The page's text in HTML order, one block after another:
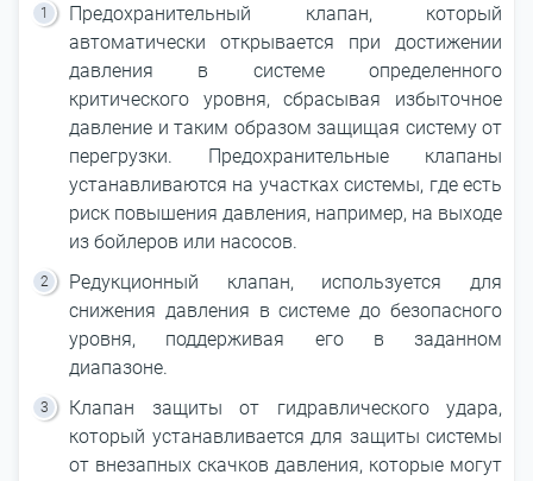
Предохранительный клапан, который
автоматически открывается при достижении
давления в системе определенного
критического уровня, сбрасывая избыточное
давление и таким образом защищая систему от
перегрузки. Предохранительные клапаны
устанавливаются на участках системы, где есть
риск повышения давления, например, на выходе
из бойлеров или насосов.
Редукционный клапан, используется для
снижения давления в системе до безопасного
уровня, поддерживая его в заданном
диапазоне.
Клапан защиты от гидравлического удара,
который устанавливается для защиты системы
от внезапных скачков давления, которые могут